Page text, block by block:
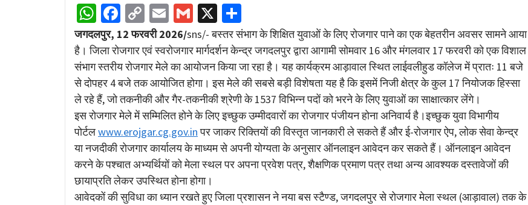
WhatsApp
Facebook
Copy
Link
EmailGmail
X
जगदलपुर, 12 फरवरी 2026/sns/- बस्तर संभाग के शिक्षित युवाओं के लिए रोजगार पाने का एक बेहतरीन अवसर सामने आया
है। जिला रोजगार एवं स्वरोजगार मार्गदर्शन केन्द्र जगदलपुर द्वारा आगामी सोमवार 16 और मंगलवार 17 फरवरी को एक विशाल
संभाग स्तरीय रोजगार मेले का आयोजन किया जा रहा है। यह कार्यक्रम आड़ावाल स्थित लाईवलीहुड कॉलेज में प्रातः 11 बजे
से दोपहर 4 बजे तक आयोजित होगा। इस मेले की सबसे बड़ी विशेषता यह है कि इसमें निजी क्षेत्र के कुल 17 नियोजक हिस्सा
ले रहे हैं, जो तकनीकी और गैर-तकनीकी श्रेणी के 1537 विभिन्न पदों को भरने के लिए युवाओं का साक्षात्कार लेंगे।
इस रोजगार मेले में सम्मिलित होने के लिए इच्छुक उम्मीदवारों का रोजगार पंजीयन होना अनिवार्य है।इच्छुक युवा विभागीय
पोर्टलwww.erojgar.cg.gov.inपर जाकर रिक्तियों की विस्तृत जानकारी ले सकते हैं और ई-रोजगार ऐप, लोक सेवा केन्द्र
या नजदीकी रोजगार कार्यालय के माध्यम से अपनी योग्यता के अनुसार ऑनलाइन आवेदन कर सकते हैं। ऑनलाइन आवेदन
करने के पश्चात अभ्यर्थियों को मेला स्थल पर अपना प्रवेश पत्र, शैक्षणिक प्रमाण पत्र तथा अन्य आवश्यक दस्तावेजों की
छायाप्रति लेकर उपस्थित होना होगा।
आवेदकों की सुविधा का ध्यान रखते हुए जिला प्रशासन ने नया बस स्टैण्ड, जगदलपुर से रोजगार मेला स्थल (आड़ावाल) तक के